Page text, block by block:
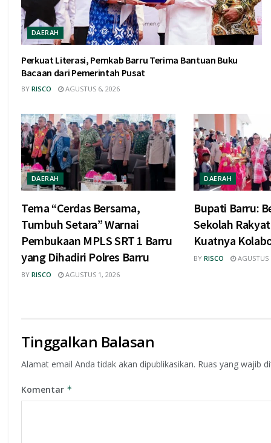
DAERAH
Perkuat Literasi, Pemkab Barru Terima Bantuan Buku
Bacaan dari Pemerintah Pusat
BY RISCO AGUSTUS 6, 2026
DAERAH
Tema “Cerdas Bersama,
Tumbuh Setara” Warnai
Pembukaan MPLS SRT 1 Barru
yang Dihadiri Polres Barru
BY RISCO AGUSTUS 1, 2026
DAERAH
Bupati Barru:
Sekolah
Kuatnya
BY RISCO AGUSTUS
Tinggalkan Balasan
Alamat email Anda tidak akan dipublikasikan. Ruas yang wajib
Komentar *